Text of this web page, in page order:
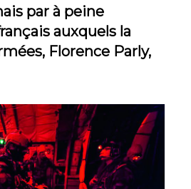
par à peine
auxquels la
Florence Parly,